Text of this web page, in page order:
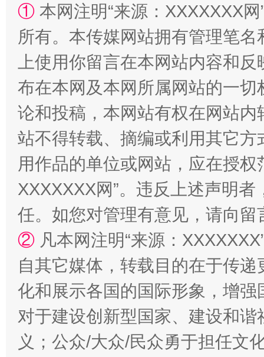
网上购药对药下症？
① 本网注明“来源：XXXXXXX
所有。本传媒网站拥有管理笔
上使用你留言在本网站内容和
布在本网及本网所属网站的一
论和投稿，本网站有权在网站
站不得转载、摘编或利用其它
用作品的单位或网站，应在授
XXXXXXX网”。违反上述声明
任。如您对管理有意见，请向
② 凡本网注明“来源：
自其它媒体，转载目的在于传
化和展示各国的国际形象，增
对于建设创新型国家、建设和
义；公众/大众/民众勇于担任文